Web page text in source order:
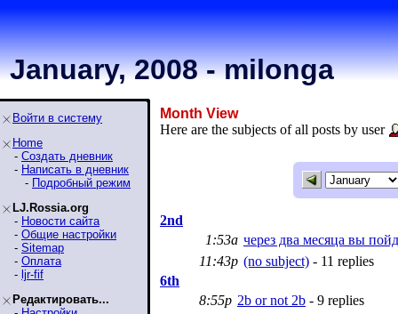
January, 2008 - milonga
Войти в систему
Home
- Создать дневник
- Написать в дневник
- Подробный режим
LJ.Rossia.org
- Новости сайта
- Общие настройки
- Sitemap
- Оплата
- ljr-fif
Редактировать...
Month View
Here are the subjects of all posts by user
2nd
1:53a через два месяца вы
11:43p (no subject) - 11 replies
6th
8:55p 2b or not 2b - 9 replies